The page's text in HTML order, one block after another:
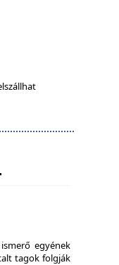
egyének
tagok folgják